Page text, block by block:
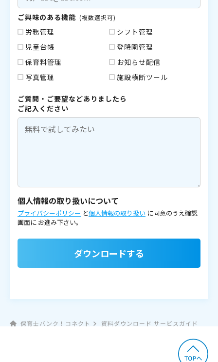
ご興味のある機能 (複数選択可)
労務管理
シフト管理
児童台帳
登降園管理
保育料管理
お知らせ配信
写真管理
施設横断ツール
ご質問・ご要望などありましたら
ご記入ください
個人情報の取り扱いについて
プライバシーポリシー と個人情報の取り扱い に同意のうえ確認
画面に お進み下さい。
ダウンロードする
保育士バンク！コネクト 資料ダウンロード サービスガイド